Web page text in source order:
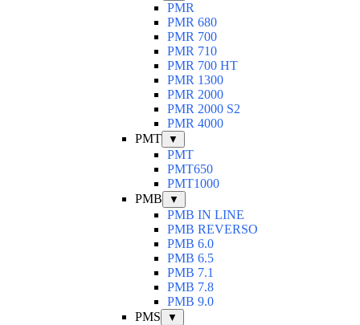
PMR
PMR 680
PMR 700
PMR 710
PMR 700 HT
PMR 1300
PMR 2000
PMR 2000 S2
PMR 4000
PMT
▼
PMT
PMT650
PMT1000
PMB
▼
PMB IN LINE
PMB REVERSO
PMB 6.0
PMB 6.5
PMB 7.1
PMB 7.8
PMB 9.0
PMS
▼